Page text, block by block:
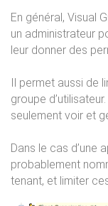
En général, Visual
un administrateur
leur donner des
Il permet aussi de
groupe
seulement voir et
Dans le cas d’une
probablement
tenant, et limiter